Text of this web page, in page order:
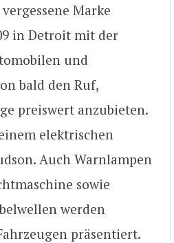
Marke
in Detroit mit der
und
bald den Ruf,
preiswert anzubieten.
elektrischen
Auch Warnlampen
sowie
werden
präsentiert.